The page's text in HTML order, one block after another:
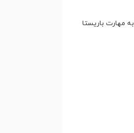
مهارت باریستا